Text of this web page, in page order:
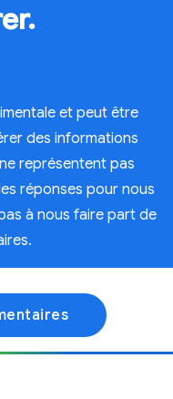
et peut être
des informations
représentent pas
réponses pour nous
à nous faire part de